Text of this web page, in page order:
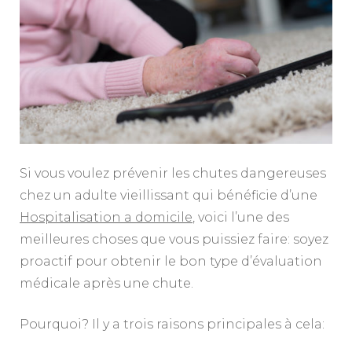
Si vous voulez prévenir les chutes dangereuses
chez un adulte vieillissant qui bénéficie d’une
Hospitalisation a domicile, voici l’une des
meilleures choses que vous puissiez faire: soyez
proactif pour obtenir le bon type d’évaluation
médicale après une chute.
Pourquoi? Il y a trois raisons principales à cela: